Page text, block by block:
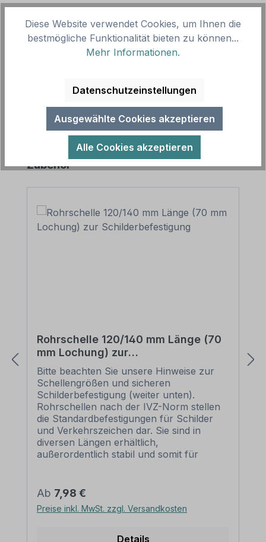
Beschreibung
Schild Entsorgung von Fäkalien verboten. Dieses
Schild ist in diversen Größen erhältlich, auch mit
Produktgalerie überspringen
Zubehör
Rohrschelle 120/140 mm Länge (70
mm Lochung) zur
Schilderbefestigung
Bitte beachten Sie unsere Hinweise zur
Schellengrößen und sicheren
Schilderbefestigung (weiter unten).
Rohrschellen nach der IVZ-Norm stellen
die Standardbefestigungen für Schilder
und Verkehrszeichen dar. Sie sind in
diversen Längen erhältlich,
außerordentlich stabil und somit für
eine sichere Befestigung von Schildern mit
einer Höhe über 200 mm werden zwei
Rohrschellen benötigt. Merkmale dieser
Norm: nach IVZ Material: Stahl,
Regulärer Preis:
Ab 7,98 €
Preise inkl. MwSt. zzgl. Versandkosten
Details
Diese Website verwendet Cookies, um Ihnen die
bestmögliche Funktionalität bieten zu können...
Mehr Informationen.
Datenschutzeinstellungen
Ausgewählte Cookies akzeptieren
Alle Cookies akzeptieren